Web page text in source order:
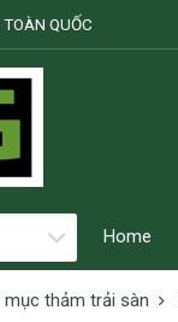
QUỐC
Home
mục thảm trải sàn